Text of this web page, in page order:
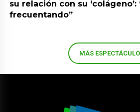
su relación con su
frecuentando”
MÁS